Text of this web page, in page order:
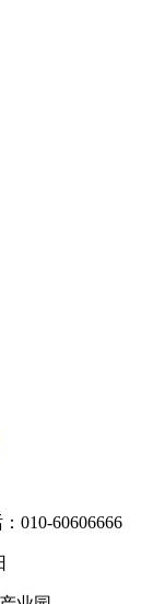
010-60606666